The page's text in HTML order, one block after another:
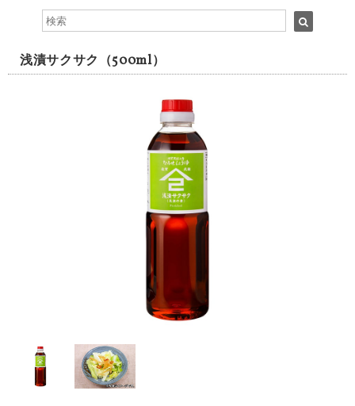
浅漬サクサク（500ml）